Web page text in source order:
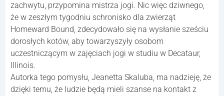
zachwytu, przypomina mistrza jogi. Nic więc dziwnego,
że w zeszłym tygodniu schronisko dla zwierząt
Homeward Bound, zdecydowało się na wysłanie sześciu
dorosłych kotów, aby towarzyszyły osobom
uczestniczącym w zajęciach jogi w studiu w Decataur,
Illinois.
Autorka tego pomysłu, Jeanetta Skaluba, ma nadzieję, że
dzięki temu, że ludzie będą mieli szanse na kontakt z